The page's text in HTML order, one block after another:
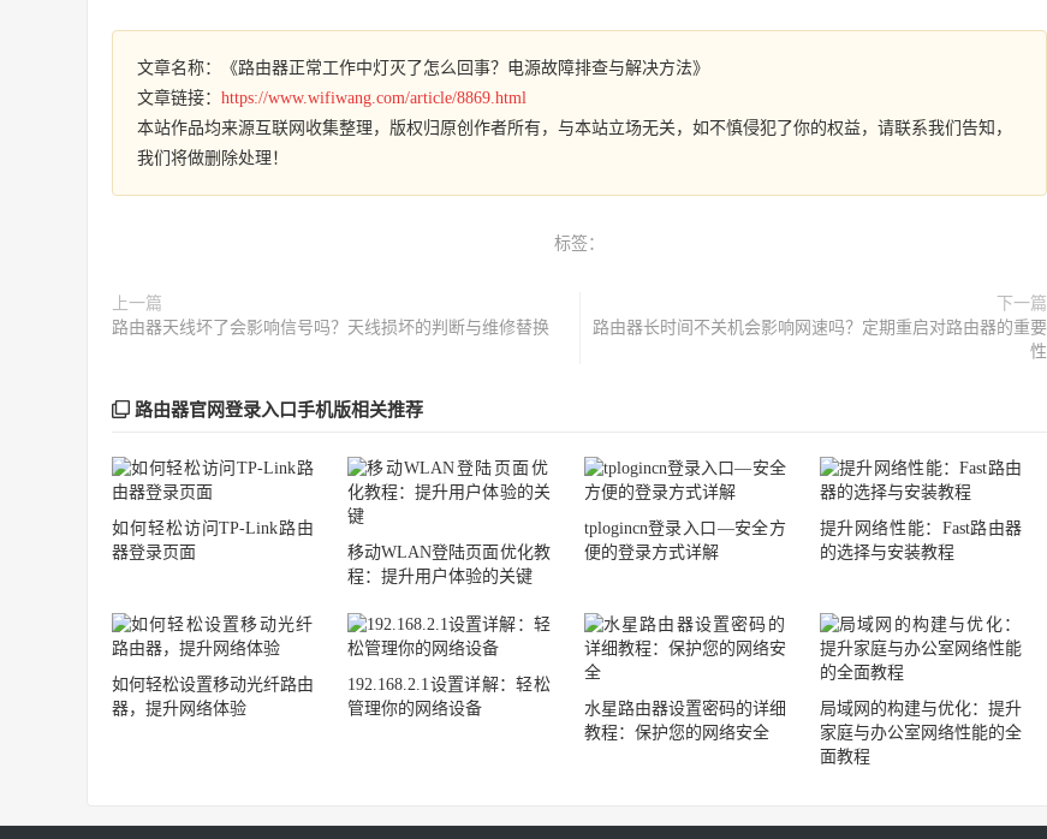
文章名称：《路由器正常工作中灯灭了怎么回事？电源故障排查与解决方法》
文章链接： https://www.wifiwang.com/article/8869.html
本站作品均来源互联网收集整理，版权归原创作者所有，与本站立场无关，如不慎侵犯了你的权益，请联系我们告知，
我们将做删除处理！
标签：
上一篇
路由器天线坏了会影响信号吗？天线损坏的判断与维修替换
下一篇
路由器长时间不关机会影响网速吗？定期重启对路由器的重要
性
路由器官网登录入口手机版相关推荐
如何轻松访问TP-Link路由
器登录页面
移动WLAN登陆页面优化教
程：提升用户体验的关键
tplogincn登录入口—安全方
便的登录方式详解
提升网络性能：Fast路由器
的选择与安装教程
如何轻松设置移动光纤路由
器，提升网络体验
192.168.2.1设置详解：轻松
管理你的网络设备
水星路由器设置密码的详细
教程：保护您的网络安全
局域网的构建与优化：提升
家庭与办公室网络性能的全
面教程